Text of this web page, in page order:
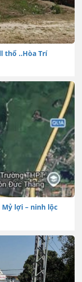
thổ ..Hòa Trí
lợi – ninh lộc